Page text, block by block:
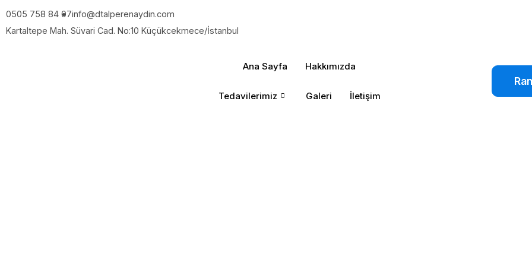
0505 758 84 07info@dtalperenaydin.com
Kartaltepe Mah. Süvari Cad. No:10 Küçükcekmece/İstanbul
Ana Sayfa Hakkımızda
Tedavilerimiz Galeri İletişim